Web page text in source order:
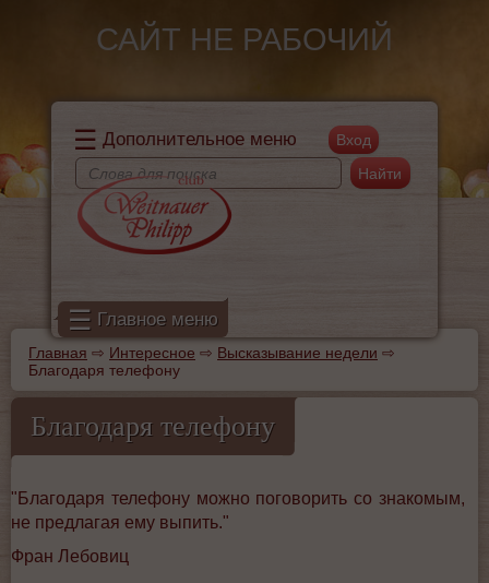
САЙТ НЕ РАБОЧИЙ
☰ Дополнительное меню
Форма поиска
Поиск
☰ Главное меню
Вы здесь
Главная ⇨ Интересное ⇨ Высказывание недели ⇨
Благодаря телефону
Благодаря телефону
"Благодаря телефону можно поговорить со знакомым,
не предлагая ему выпить."
Фран Лебовиц